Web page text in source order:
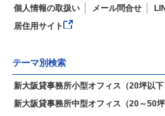
個人情報の取扱い
メール問合せ
居住用サイト
テーマ別検索
新大阪貸事務所小型オフィス（20坪以下
新大阪貸事務所中型オフィス（20～50坪